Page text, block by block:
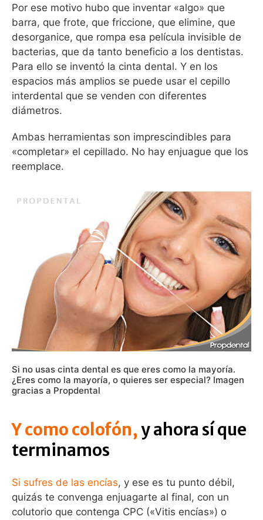
Por ese motivo hubo que inventar «algo» que
barra, que frote, que friccione, que elimine, que
desorganice, que rompa esa película invisible de
bacterias, que da tanto beneficio a los dentistas.
Para ello se inventó la cinta dental. Y en los
espacios más amplios se puede usar el cepillo
interdental que se venden con diferentes
diámetros.
Ambas herramientas son imprescindibles para
«completar» el cepillado. No hay enjuague que los
reemplace.
Si no usas cinta dental es que eres como la mayoría.
¿Eres como la mayoría, o quieres ser especial? Imagen
gracias a Propdental
Y como colofón,y ahora sí que
terminamos
Si sufres de las encías, y ese es tu punto débil,
quizás te convenga enjuagarte al final, con un
colutorio que contenga CPC («Vitis encías») o